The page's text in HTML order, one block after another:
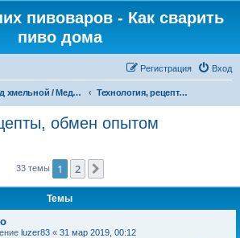
пивоваров - Как cварить
пиво дома
Вход
Регистрация
Mед хмельной / Медовуха / Сидр / Перри / Квас Технология, рецепты, обмен опытом
обмен опытом
33 темы 1 2
Темы
luzer83 « 31 мар 2019, 00:12